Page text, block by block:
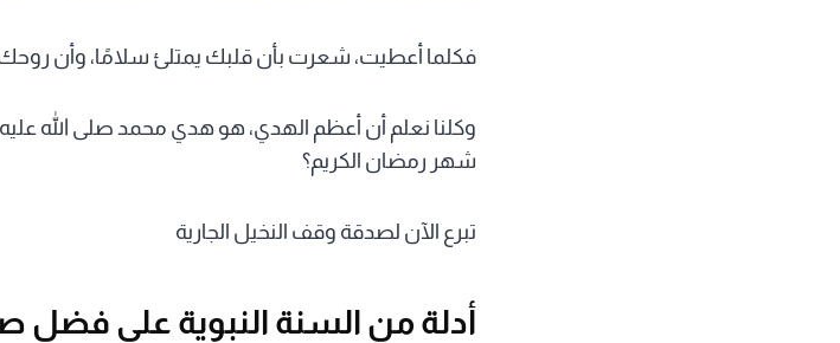
فكلما أعطيت، شعرت بأن قلبك يمتلئ سلامًا، وأن
وكلنا نعلم أن أعظم الهدي، هو هدي محمد صلى الله
شهر رمضان الكريم؟
تبرع الآن لصدقة وقف النخيل الجارية
أدلة من السنة النبوية على فضل